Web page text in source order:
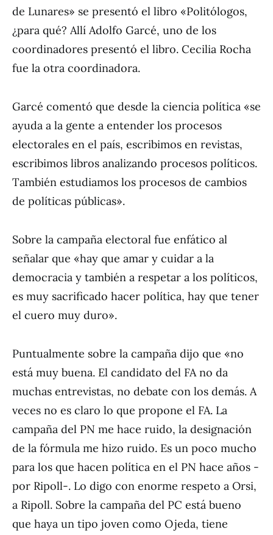
de Lunares» se presentó el libro «Politólogos,
¿para qué? Allí Adolfo Garcé, uno de los
coordinadores presentó el libro. Cecilia Rocha
fue la otra coordinadora.
Garcé comentó que desde la ciencia política «se
ayuda a la gente a entender los procesos
electorales en el país, escribimos en revistas,
escribimos libros analizando procesos políticos.
También estudiamos los procesos de cambios
de políticas públicas».
Sobre la campaña electoral fue enfático al
señalar que «hay que amar y cuidar a la
democracia y también a respetar a los políticos,
es muy sacrificado hacer política, hay que tener
el cuero muy duro».
Puntualmente sobre la campaña dijo que «no
está muy buena. El candidato del FA no da
muchas entrevistas, no debate con los demás. A
veces no es claro lo que propone el FA. La
campaña del PN me hace ruido, la designación
de la fórmula me hizo ruido. Es un poco mucho
para los que hacen política en el PN hace años -
por Ripoll-. Lo digo con enorme respeto a Orsi,
a Ripoll. Sobre la campaña del PC está bueno
que haya un tipo joven como Ojeda, tiene